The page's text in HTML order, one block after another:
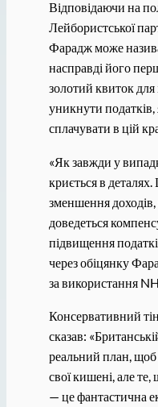
Відповідаючи на
Лейбористської
Фарадж може
насправді його
золотий квиток для
уникнути
сплачувати в цій
«Як завжди у
криється в
зменшення доходів,
доведеться
підвищення
через обіцянку
за використання
Консервативний
сказав:
реальний план,
свої кишені, але
— це фантастична